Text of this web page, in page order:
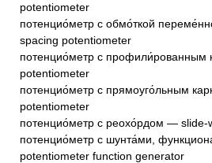
potentiometer
потенцио́метр с обмо́ткой
spacing potentiometer
потенцио́метр с профили́рованным
potentiometer
потенцио́метр с прямоуго́льным
potentiometer
потенцио́метр с реохо́рдом — slide-
потенцио́метр с шунта́ми,
potentiometer function generator